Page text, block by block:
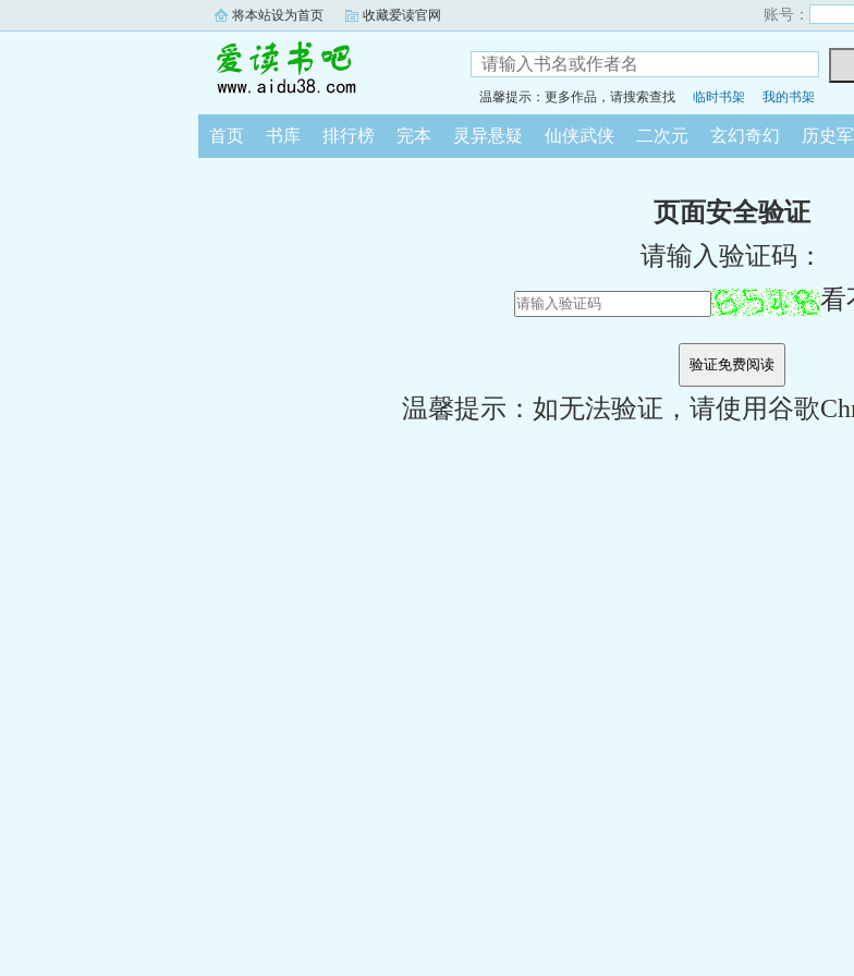
将本站设为首页 收藏爱读官网 账号：
温馨提示：更多作品，请搜索查找 临时书架 我的书架
首页 书库 排行榜 完本 灵异悬疑 仙侠武侠 二次元 玄幻奇幻 历史
页面安全验证
请输入验证码：
看
温馨提示：如无法验证，请使用谷歌